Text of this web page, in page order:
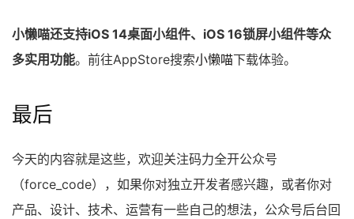
小懒喵还支持iOS 14桌面小组件、iOS 16锁屏小组件等众
多实用功能。前往AppStore搜索小懒喵下载体验。
最后
今天的内容就是这些，欢迎关注码力全开公众号
（force_code），如果你对独立开发者感兴趣，或者你对
产品、设计、技术、运营有一些自己的想法，公众号后台回